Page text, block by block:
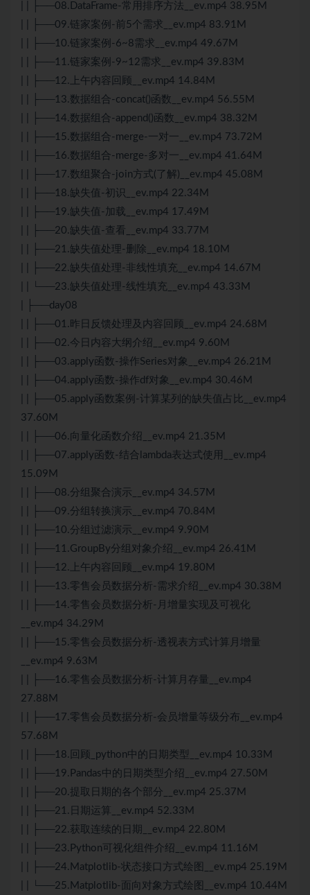
| | ├──08.DataFrame-常用排序方法__ev.mp4 38.95M
| | ├──09.链家案例-前5个需求__ev.mp4 83.91M
| | ├──10.链家案例-6~8需求__ev.mp4 49.67M
| | ├──11.链家案例-9~12需求__ev.mp4 39.83M
| | ├──12.上午内容回顾__ev.mp4 14.84M
| | ├──13.数据组合-concat()函数__ev.mp4 56.55M
| | ├──14.数据组合-append()函数__ev.mp4 38.32M
| | ├──15.数据组合-merge-一对一__ev.mp4 73.72M
| | ├──16.数据组合-merge-多对一__ev.mp4 41.64M
| | ├──17.数组聚合-join方式(了解)__ev.mp4 45.08M
| | ├──18.缺失值-初识__ev.mp4 22.34M
| | ├──19.缺失值-加载__ev.mp4 17.49M
| | ├──20.缺失值-查看__ev.mp4 33.77M
| | ├──21.缺失值处理-删除__ev.mp4 18.10M
| | ├──22.缺失值处理-非线性填充__ev.mp4 14.67M
| | └──23.缺失值处理-线性填充__ev.mp4 43.33M
| ├──day08
| | ├──01.昨日反馈处理及内容回顾__ev.mp4 24.68M
| | ├──02.今日内容大纲介绍__ev.mp4 9.60M
| | ├──03.apply函数-操作Series对象__ev.mp4 26.21M
| | ├──04.apply函数-操作df对象__ev.mp4 30.46M
| | ├──05.apply函数案例-计算某列的缺失值占比__ev.mp4
37.60M
| | ├──06.向量化函数介绍__ev.mp4 21.35M
| | ├──07.apply函数-结合lambda表达式使用__ev.mp4
15.09M
| | ├──08.分组聚合演示__ev.mp4 34.57M
| | ├──09.分组转换演示__ev.mp4 70.84M
| | ├──10.分组过滤演示__ev.mp4 9.90M
| | ├──11.GroupBy分组对象介绍__ev.mp4 26.41M
| | ├──12.上午内容回顾__ev.mp4 19.80M
| | ├──13.零售会员数据分析-需求介绍__ev.mp4 30.38M
| | ├──14.零售会员数据分析-月增量实现及可视化
__ev.mp4 34.29M
| | ├──15.零售会员数据分析-透视表方式计算月增量
__ev.mp4 9.63M
| | ├──16.零售会员数据分析-计算月存量__ev.mp4
27.88M
| | ├──17.零售会员数据分析-会员增量等级分布__ev.mp4
57.68M
| | ├──18.回顾_python中的日期类型__ev.mp4 10.33M
| | ├──19.Pandas中的日期类型介绍__ev.mp4 27.50M
| | ├──20.提取日期的各个部分__ev.mp4 25.37M
| | ├──21.日期运算__ev.mp4 52.33M
| | ├──22.获取连续的日期__ev.mp4 22.80M
| | ├──23.Python可视化组件介绍__ev.mp4 11.16M
| | ├──24.Matplotlib-状态接口方式绘图__ev.mp4 25.19M
| | └──25.Matplotlib-面向对象方式绘图__ev.mp4 10.44M